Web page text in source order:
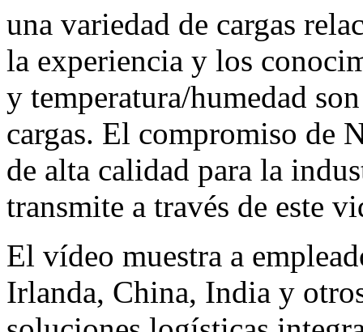
una variedad de cargas
la experiencia y los
y temperatura/humedad
cargas. El compromiso de
de alta calidad para la
transmite a través de este
El vídeo muestra a
Irlanda, China, India y